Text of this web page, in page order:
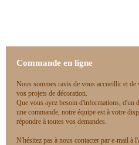
Commande en ligne
Nous sommes ravis de vous accueillir et de
vos projets de décoration.
Que vous ayez besoin d'informations, d'un
une commande, notre équipe est à votre
répondre à toutes vos demandes.
N'hésitez pas à nous contacter par e-mail à